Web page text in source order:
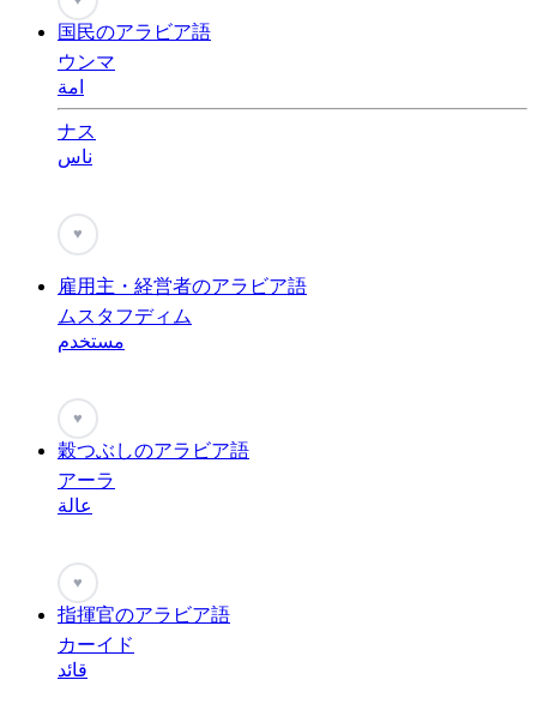
国民のアラビア語
ウンマ
امة
ナス
ناس
♥
雇用主・経営者のアラビア語
ムスタフディム
مستخدم
♥
穀つぶしのアラビア語
アーラ
عالة
♥
指揮官のアラビア語
カーイド
قائد